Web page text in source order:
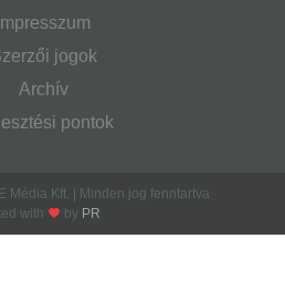
Impresszum
jogok
Archív
pontok
Média Kft. | Minden jog fenntartva
with
by PR